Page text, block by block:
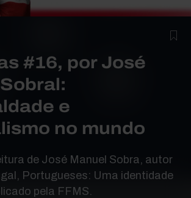
#16, por José
e
no mundo
de José Manuel Sobra, autor
Portugueses: Uma identidade
pela FFMS.